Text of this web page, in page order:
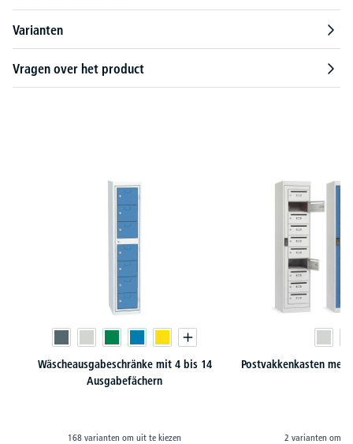
Varianten
Vragen over het product
Wäscheausgabeschränke mit 4 bis 14
Ausgabefächern
168 varianten om uit te kiezen
Postvakkenkasten
2 varianten om